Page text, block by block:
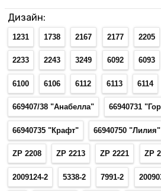
Дизайн:
1231 1738 2167 2177 2205
2233 2243 3249 6092 6093
6100 6106 6112 6113 6114
669407/38 "Анабелла" 66940731
66940735 "Крафт" 66940750 "Лилия"
ZP 2208 ZP 2213 ZP 2221 ZP
2009124-2 5338-2 7991-2